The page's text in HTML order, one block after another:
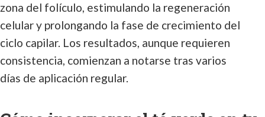
zona del folículo, estimulando la regeneración
celular y prolongando la fase de crecimiento del
ciclo capilar. Los resultados, aunque requieren
consistencia, comienzan a notarse tras varios
días de aplicación regular.